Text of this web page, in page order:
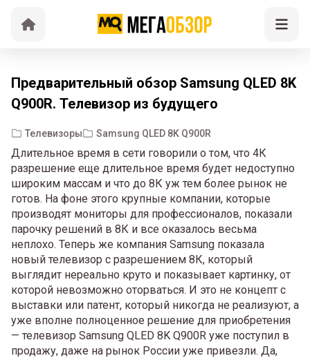
Предварительный обзор Samsung QLED 8K
Q900R. Телевизор из будущего
Телевизоры Samsung QLED 8K Q900R
Длительное время в сети говорили о том, что 4К
разрешение еще длительное время будет недоступно
широким массам и что до 8К уж тем более рынок не
готов. На фоне этого крупные компании, которые
производят мониторы для профессионалов, показали
парочку решений в 8К и все оказалось весьма
неплохо. Теперь же компания Samsung показала
новый телевизор с разрешением 8К, который
выглядит нереально круто и показывает картинку, от
которой невозможно оторваться. И это не концепт с
выставки или патент, который никогда не реализуют, а
уже вполне полноценное решение для приобретения
— телевизор Samsung QLED 8K Q900R уже поступил в
продажу, даже на рынок России уже привезли. Да,